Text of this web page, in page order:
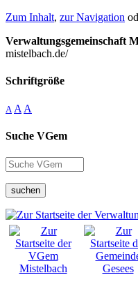
Zum Inhalt, zur Navigation
Verwaltungsgemeinschaft
mistelbach.de/
Schriftgröße
A A A
Suche VGem
suchen